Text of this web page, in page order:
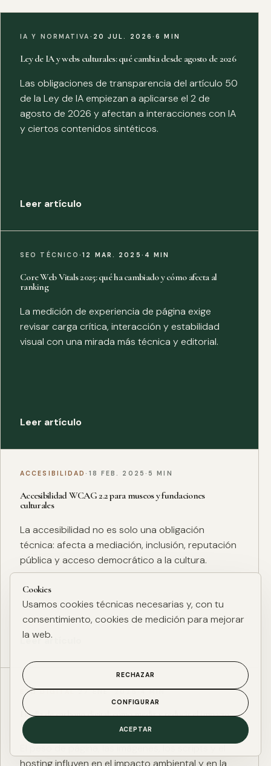
IA Y NORMATIVA · 20 JUL. 2026·6 MIN
Ley de IA y webs culturales: qué cambia desde agosto de 2026
Las obligaciones de transparencia del artículo 50
de la Ley de IA empiezan a aplicarse el 2 de
agosto de 2026 y afectan a interacciones con IA
y ciertos contenidos sintéticos.
Leer artículo
SEO TÉCNICO·12 MAR. 2025 · 4 MIN
Core Web Vitals 2025: qué ha cambiado y cómo afecta al
ranking
La medición de experiencia de página exige
revisar carga crítica, interacción y estabilidad
visual con una mirada más técnica y editorial.
Leer artículo
ACCESIBILIDAD · 18 FEB. 2025 · 5 MIN
Accesibilidad WCAG 2.2 para museos y fundaciones
culturales
La accesibilidad no es solo una obligación
técnica: afecta a mediación, inclusión, reputación
pública y acceso democrático a la cultura.
Leer artículo
ESG DIGITAL·27 ENE. 2025·4 MIN
Huella de carbono digital: cómo medir y reducir el impacto
ESG de una web
El peso de página, las imágenes, los scripts y el
hosting influyen en el impacto ambiental y en la
Cookies
Usamos cookies técnicas necesarias y, con tu
consentimiento, cookies de medición para mejorar
la web.
RECHAZAR
CONFIGURAR
ACEPTAR